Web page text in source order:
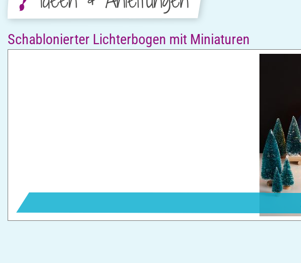
Schablonierter Lichterbogen mit Miniaturen